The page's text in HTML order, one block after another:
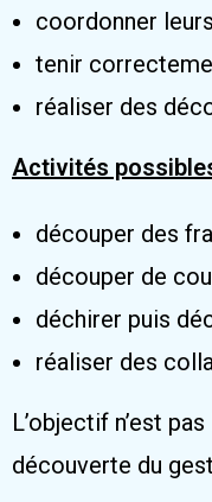
coordonner
tenir
réaliser des
Activités
découper des
découper de
déchirer puis
réaliser des
L’objectif n’est
découverte du